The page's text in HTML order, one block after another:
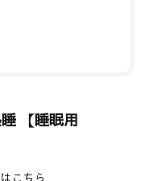
【睡眠用
こちら